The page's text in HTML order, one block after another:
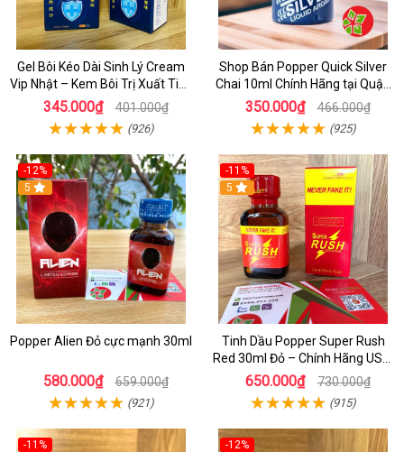
Gel Bôi Kéo Dài Sinh Lý Cream
Vip Nhật – Kem Bôi Trị Xuất Tinh
Sớm Chính Hãng Cho Nam
345.000₫ 401.000₫
(926)
Shop Bán Popper Quick Silver
Chai 10ml Chính Hãng tại Quận
1 - Kích thích tăng ham muốn
cực mạnh
350.000₫ 466.000₫
(925)
-12%
5
Popper Alien Đỏ cực mạnh 30ml
580.000₫ 659.000₫
(921)
-11%
5
Tinh Dầu Popper Super Rush
Red 30ml Đỏ – Chính Hãng USA,
Kích Thích Mạnh, Tăng Hưng
Phấn
650.000₫ 730.000₫
(915)
-11%
-12%